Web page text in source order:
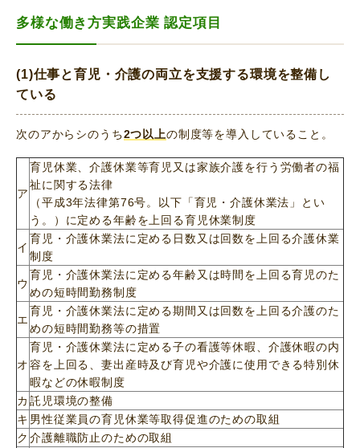
多様な働き方実践企業 認定項目
(1)仕事と育児・介護の両立を支援する環境を整備し
ている
次のアからシのうち2つ以上の制度等を導入していること。
ア
育児休業、介護休業等育児又は家族介護を行う労働者の福
祉に関する法律
（平成3年法律第76号。以下「育児・介護休業法」とい
う。）に定める年齢を上回る育児休業制度
イ
育児・介護休業法に定める日数又は回数を上回る介護休業
制度
ウ
育児・介護休業法に定める年齢又は時間を上回る育児のた
めの短時間勤務制度
エ
育児・介護休業法に定める期間又は回数を上回る介護のた
めの短時間勤務等の措置
オ
育児・介護休業法に定める子の看護等休暇、介護休暇の内
容を上回る、妻出産時及び育児や介護に使用できる特別休
暇などの休暇制度
カ 託児環境の整備
キ 男性従業員の育児休業等取得促進のための取組
ク 介護離職防止のための取組